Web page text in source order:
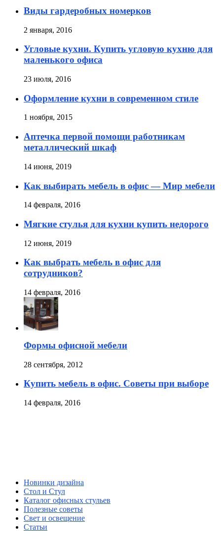
Виды гардеробных номерков
2 января, 2016
Угловые кухни. Купить угловую кухню для
маленького офиса
23 июля, 2016
Оформление кухни в современном стиле
1 ноября, 2015
Аптечка первой помощи работникам
металлический шкаф
14 июня, 2019
Как выбирать мебель в офис — Мир мебели
14 февраля, 2016
Мягкие стулья для кухни купить недорого
12 июня, 2019
Как выбрать мебель в офис для
сотрудников?
14 февраля, 2016
Формы офисной мебели
28 сентября, 2012
Купить мебель в офис. Советы при выборе
14 февраля, 2016
Новинки дизайна
Стол и Стул
Каталог офисных стульев
Полезные советы
Свет и освещение
Статьи